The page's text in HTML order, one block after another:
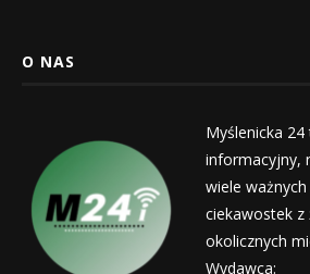
O NAS
Myślenicka
informacyjny,
wiele
ciekawostek z
okolicznych
Wydawca: